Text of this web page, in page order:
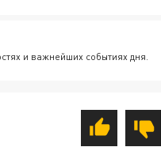
и важнейших событиях дня.